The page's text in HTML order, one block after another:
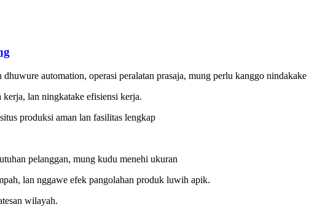
automation, operasi peralatan prasaja, mung perlu kanggo nindakake
lan ningkatake efisiensi kerja.
produksi aman lan fasilitas lengkap
pelanggan, mung kudu menehi ukuran
lan nggawe efek pangolahan produk luwih apik.
wilayah.